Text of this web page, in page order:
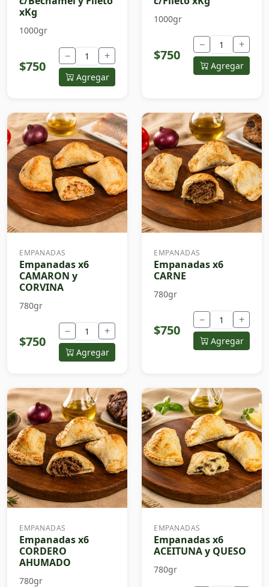
xKg
1000gr
$750
− +
Agregar
1000gr
$750
− +
Agregar
EMPANADAS
Empanadas x6
CAMARON y
CORVINA
780gr
$750
− +
Agregar
EMPANADAS
Empanadas x6
CARNE
780gr
$750
− +
Agregar
EMPANADAS
Empanadas x6
CORDERO
AHUMADO
780gr
EMPANADAS
Empanadas x6
ACEITUNA y QUESO
780gr